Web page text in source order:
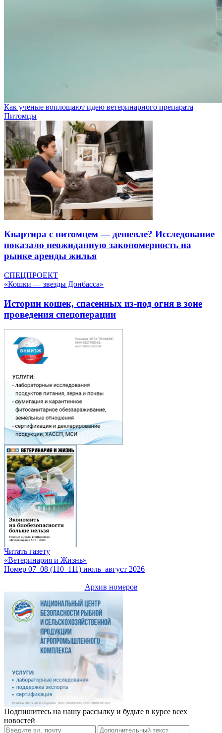
Как ученые воплощают идею ветеринарного препарата
Питомцы
Квартира с питомцем — дешевле? Исследование
показало неожиданную закономерность на
рынке аренды жилья
СПЕЦПРОЕКТ
«Кошки — звезды Донбасса»
Истории кошек, спасенных из-под огня в зоне
проведения спецоперации
Читать газету
«Ветеринария и Жизнь»
Номер 07–08 (110–111) июль–август 2026
Архив номеров
Подпишитесь на нашу рассылку и будьте в курсе всех
новостей